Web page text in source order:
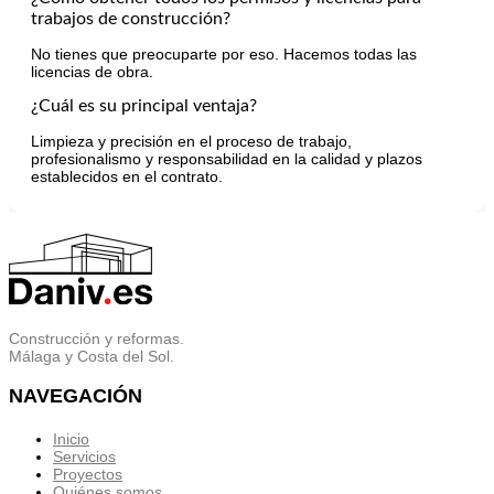
trabajos de construcción?
No tienes que preocuparte por eso. Hacemos todas las
licencias de obra.
¿Cuál es su principal ventaja?
Limpieza y precisión en el proceso de trabajo,
profesionalismo y responsabilidad en la calidad y plazos
establecidos en el contrato.
Construcción y reformas.
Málaga y Costa del Sol.
NAVEGACIÓN
Inicio
Servicios
Proyectos